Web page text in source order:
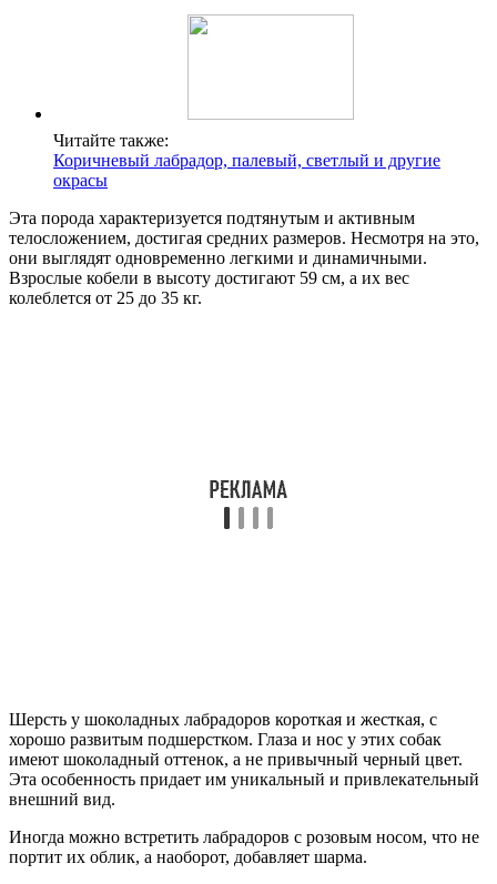
Читайте также:
Коричневый лабрадор, палевый, светлый и другие
окрасы
Эта порода характеризуется подтянутым и активным
телосложением, достигая средних размеров. Несмотря на это,
они выглядят одновременно легкими и динамичными.
Взрослые кобели в высоту достигают 59 см, а их вес
колеблется от 25 до 35 кг.
Шерсть у шоколадных лабрадоров короткая и жесткая, с
хорошо развитым подшерстком. Глаза и нос у этих собак
имеют шоколадный оттенок, а не привычный черный цвет.
Эта особенность придает им уникальный и привлекательный
внешний вид.
Иногда можно встретить лабрадоров с розовым носом, что не
портит их облик, а наоборот, добавляет шарма.